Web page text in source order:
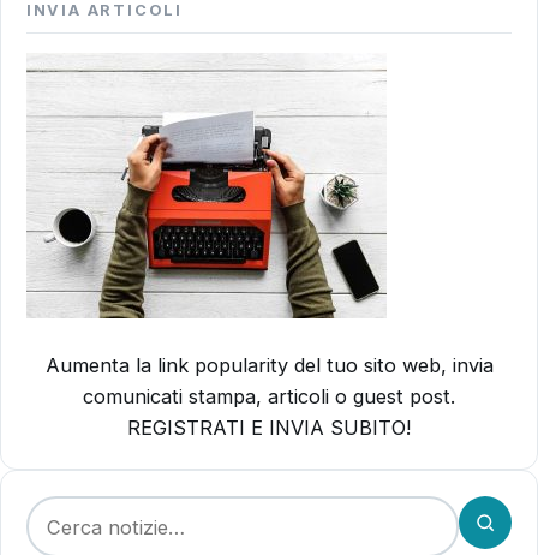
INVIA ARTICOLI
Aumenta la link popularity del tuo sito web, invia
comunicati stampa, articoli o guest post.
REGISTRATI E INVIA SUBITO!
Cerca: